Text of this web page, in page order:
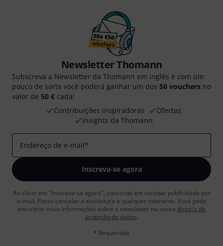
Newsletter Thomann
Subscreva a Newsletter da Thomann em inglês e com um
pouco de sorte você poderá ganhar um dos 50 vouchers no
valor de 50 € cada!
Contribuições inspiradoras
Ofertas
Insights da Thomann
Endereço de e-mail*
Inscreva-se agora
Ao clicar em "Inscreva-se agora", concordo em receber publicidade por
e-mail. Posso cancelar a assinatura a qualquer momento. Você pode
encontrar mais informações sobre a newsletter na nossa diretriz de
proteção de dados.
* Requeridos